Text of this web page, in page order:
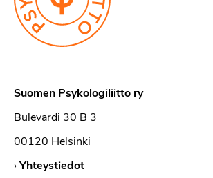
Suomen Psykologiliitto ry
Bulevardi 30 B 3
00120 Helsinki
›Yhteystiedot